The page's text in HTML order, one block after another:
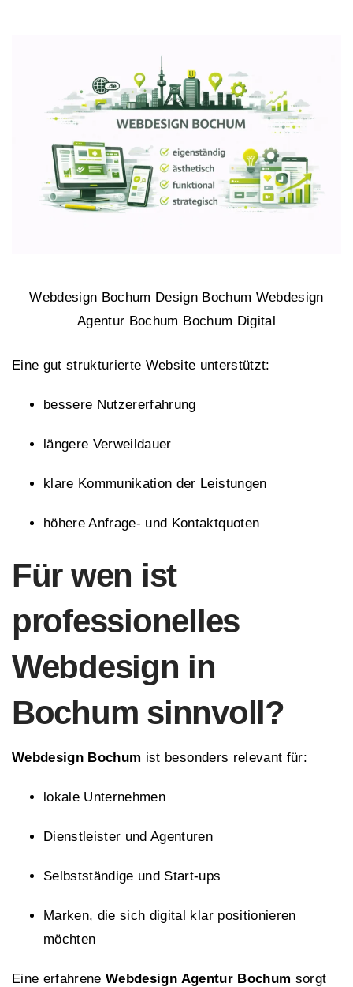
Webdesign Bochum Design Bochum Webdesign
Agentur Bochum Bochum Digital
Eine gut strukturierte Website unterstützt:
bessere Nutzererfahrung
längere Verweildauer
klare Kommunikation der Leistungen
höhere Anfrage- und Kontaktquoten
Für wen ist
professionelles
Webdesign in
Bochum sinnvoll?
Webdesign Bochum ist besonders relevant für:
lokale Unternehmen
Dienstleister und Agenturen
Selbstständige und Start-ups
Marken, die sich digital klar positionieren
möchten
Eine erfahreneWebdesign Agentur Bochum sorgt